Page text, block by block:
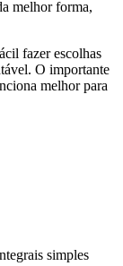
melhor forma,
fazer escolhas
O importante
melhor para
simples